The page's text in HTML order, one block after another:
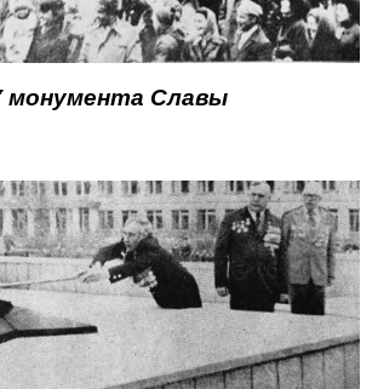
монумента Славы